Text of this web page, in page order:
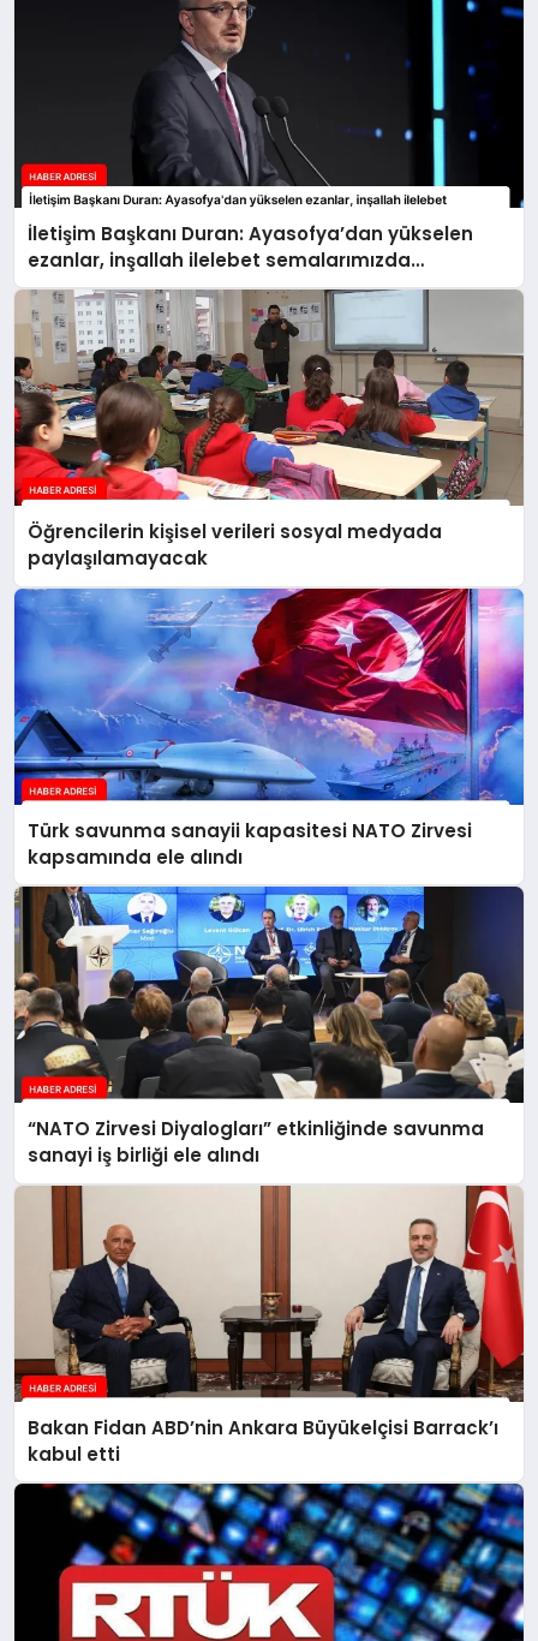
İletişim Başkanı Duran: Ayasofya’dan yükselen
ezanlar, inşallah ilelebet semalarımızda
yankılanmaya devam edecektir
Öğrencilerin kişisel verileri sosyal medyada
paylaşılamayacak
Türk savunma sanayii kapasitesi NATO Zirvesi
kapsamında ele alındı
“NATO Zirvesi Diyalogları” etkinliğinde savunma
sanayi iş birliği ele alındı
Bakan Fidan ABD’nin Ankara Büyükelçisi Barrack’ı
kabul etti